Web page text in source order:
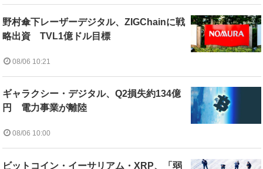
野村傘下レーザーデジタル、ZIGChainに戦
略出資 TVL1億ドル目標
08/06 10:21
ギャラクシー・デジタル、Q2損失約134億
円 電力事業が離陸
08/06 10:00
ビットコイン・イーサリアム・XRP、「弱